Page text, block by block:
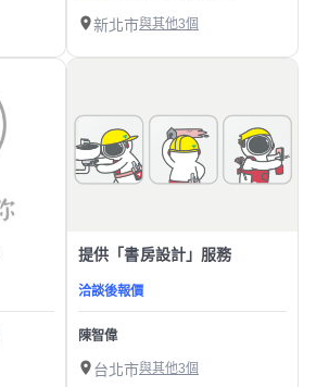
新北市與其他3個
提供「書房設計」服務
洽談後報價
陳智偉
台北市與其他3個